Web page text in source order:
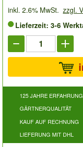
inkl. 2.6% MwSt. zzgl.
Lieferzeit: 3-6
125 JAHRE ERFAHRUNG
GÄRTNERQUALITÄT
KAUF AUF RECHNUNG
LIEFERUNG MIT DHL